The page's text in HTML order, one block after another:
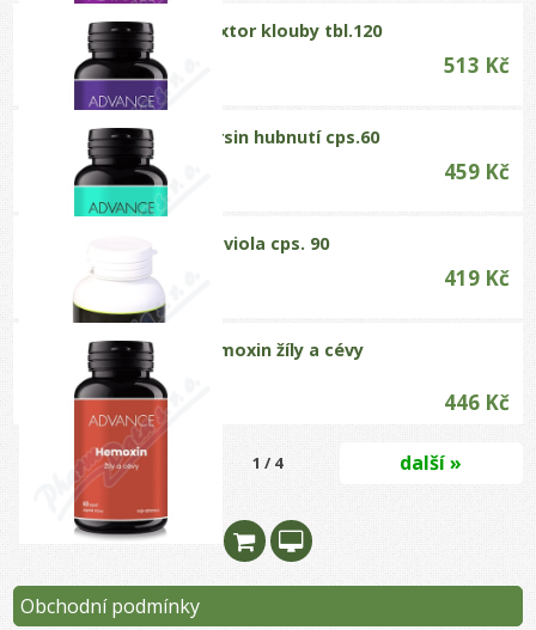
ADVANCE Flextor klouby tbl.120
513 Kč
ADVANCE Garsin hubnutí cps.60
459 Kč
ADVANCE Graviola cps. 90
419 Kč
ADVANCE Hemoxin žíly a cévy
cps.60
446 Kč
1 / 4 další »
Obchodní podmínky